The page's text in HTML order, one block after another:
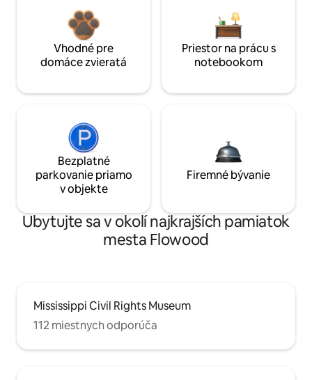
Vhodné pre
domáce zvieratá
Priestor na prácu s
notebookom
Bezplatné
parkovanie priamo
v objekte
Firemné bývanie
Ubytujte sa v okolí najkrajších pamiatok
mesta Flowood
Mississippi Civil Rights Museum
112 miestnych odporúča